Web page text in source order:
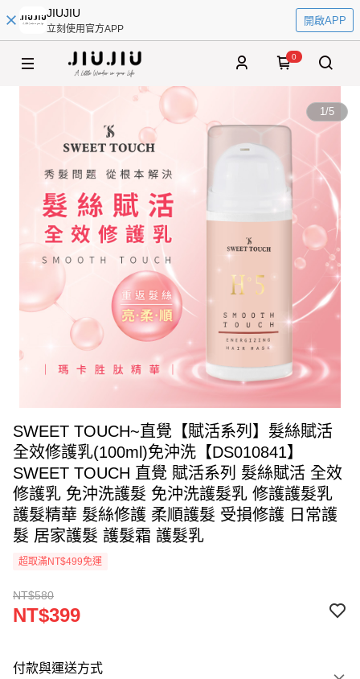
JIUJIU
立刻使用官方APP
開啟APP
0
1/5
SWEET TOUCH~直覺【賦活系列】髮絲賦活
全效修護乳(100ml)免沖洗【DS010841】
SWEET TOUCH 直覺 賦活系列 髮絲賦活 全效
修護乳 免沖洗護髮 免沖洗護髮乳 修護護髮乳
護髮精華 髮絲修護 柔順護髮 受損修護 日常護
髮 居家護髮 護髮霜 護髮乳
超取滿NT$499免運
NT$580
NT$399
付款與運送方式